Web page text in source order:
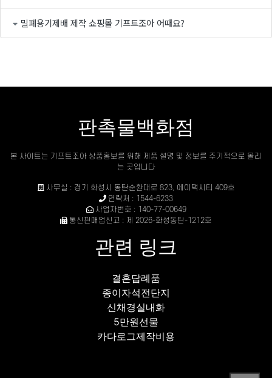
밀폐용기제배 제작 쇼핑몰 기프트조아 어때요?
판촉물백화점
본 사이트는 기프트조아 상품홍보를 위해 제품 설명 및 정보를 주기적으로 올리
는 곳입니다
사무실 : 경기 화성시 동탄순환대로 823, 에이팩시티 409호
연락처 : 1544-6233
사업자번호 : 140-77-00649
통신판매업신고 : 제 2026-화성동탄-1212호
관련 링크
결혼답례품
종이자석전단지
신채경실내화
5만원선물
카다로그제작비용